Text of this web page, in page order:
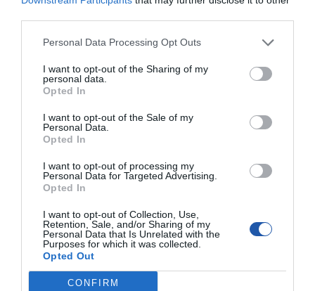
Personal Data Processing Opt Outs
I want to opt-out of the Sharing of my
personal data.
Opted In
I want to opt-out of the Sale of my
Personal Data.
Opted In
I want to opt-out of processing my
Personal Data for Targeted Advertising.
Opted In
I want to opt-out of Collection, Use,
Retention, Sale, and/or Sharing of my
Personal Data that Is Unrelated with the
Purposes for which it was collected.
Opted Out
CONFIRM
Klasa produktu SWITCH - przełącznik sieciowy niezarządzalny
10/100BaseTX
(RJ45)
Obsługiwane
standardy
IEEE 802.3 - 10BaseT
IEEE 802.1p - Priority
auto MDI/MDI-X
Rozmiar tablicy
adresów MAC
2000
Warstwa
przełączania
2